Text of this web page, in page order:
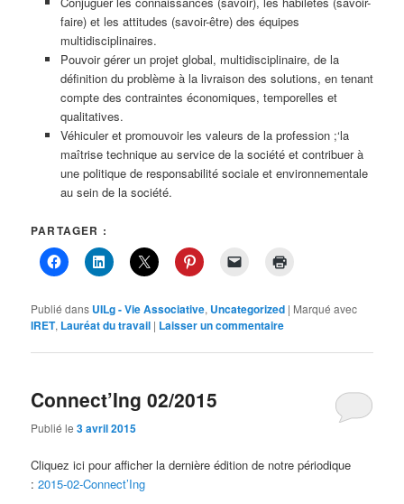
faire) et les attitudes (savoir-être) des équipes
multidisciplinaires.
Pouvoir gérer un projet global, multidisciplinaire, de la
définition du problème à la livraison des solutions, en tenant
compte des contraintes économiques, temporelles et
qualitatives.
Véhiculer et promouvoir les valeurs de la profession ;‘la
maîtrise technique au service de la société et contribuer à
une politique de responsabilité sociale et environnementale
au sein de la société.
PARTAGER :
Publié dans UILg - Vie Associative, Uncategorized | Marqué avec
IRET, Lauréat du travail | Laisser un commentaire
Connect’Ing 02/2015
Publié le3 avril 2015
Cliquez ici pour afficher la dernière édition de notre périodique
:2015-02-Connect’Ing